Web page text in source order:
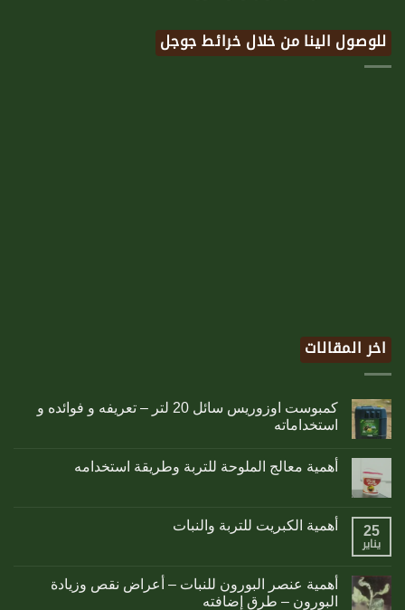
للوصول الينا من خلال خرائط جوجل
اخر المقالات
كمبوست اوزوريس سائل 20 لتر – تعريفه و فوائده و
استخداماته
أهمية معالج الملوحة للتربة وطريقة استخدامه
25
يناير
أهمية الكبريت للتربة والنبات
أهمية عنصر البورون للنبات – أعراض نقص وزيادة
البورون – طرق إضافته